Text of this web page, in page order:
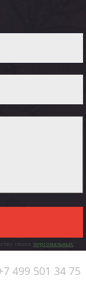
своих персональных
499 501 34 75